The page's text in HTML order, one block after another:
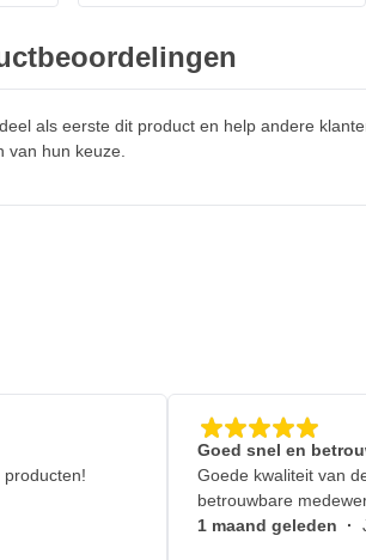
als eerste dit product en help andere
van hun keuze.
producten!
Goed snel en
Goede kwaliteit van
betrouwbare
1 maand geleden ·